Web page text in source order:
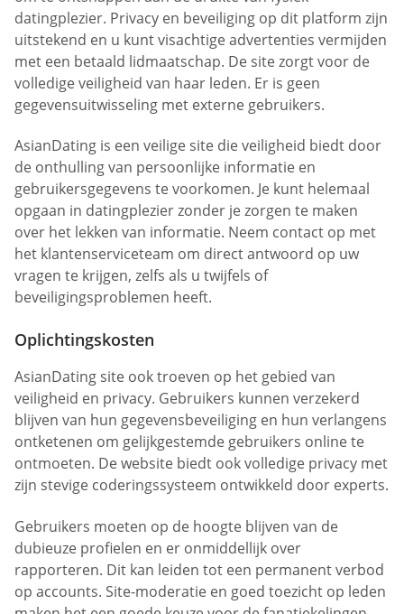
datingplezier. Privacy en beveiliging op dit platform zijn
uitstekend en u kunt visachtige advertenties vermijden
met een betaald lidmaatschap. De site zorgt voor de
volledige veiligheid van haar leden. Er is geen
gegevensuitwisseling met externe gebruikers.
AsianDating is een veilige site die veiligheid biedt door
de onthulling van persoonlijke informatie en
gebruikersgegevens te voorkomen. Je kunt helemaal
opgaan in datingplezier zonder je zorgen te maken
over het lekken van informatie. Neem contact op met
het klantenserviceteam om direct antwoord op uw
vragen te krijgen, zelfs als u twijfels of
beveiligingsproblemen heeft.
Oplichtingskosten
AsianDating site ook troeven op het gebied van
veiligheid en privacy. Gebruikers kunnen verzekerd
blijven van hun gegevensbeveiliging en hun verlangens
ontketenen om gelijkgestemde gebruikers online te
ontmoeten. De website biedt ook volledige privacy met
zijn stevige coderingssysteem ontwikkeld door experts.
Gebruikers moeten op de hoogte blijven van de
dubieuze profielen en er onmiddellijk over
rapporteren. Dit kan leiden tot een permanent verbod
op accounts. Site-moderatie en goed toezicht op leden